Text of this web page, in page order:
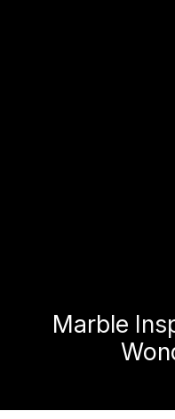
Marble